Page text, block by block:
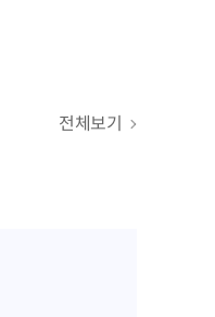
전체보기